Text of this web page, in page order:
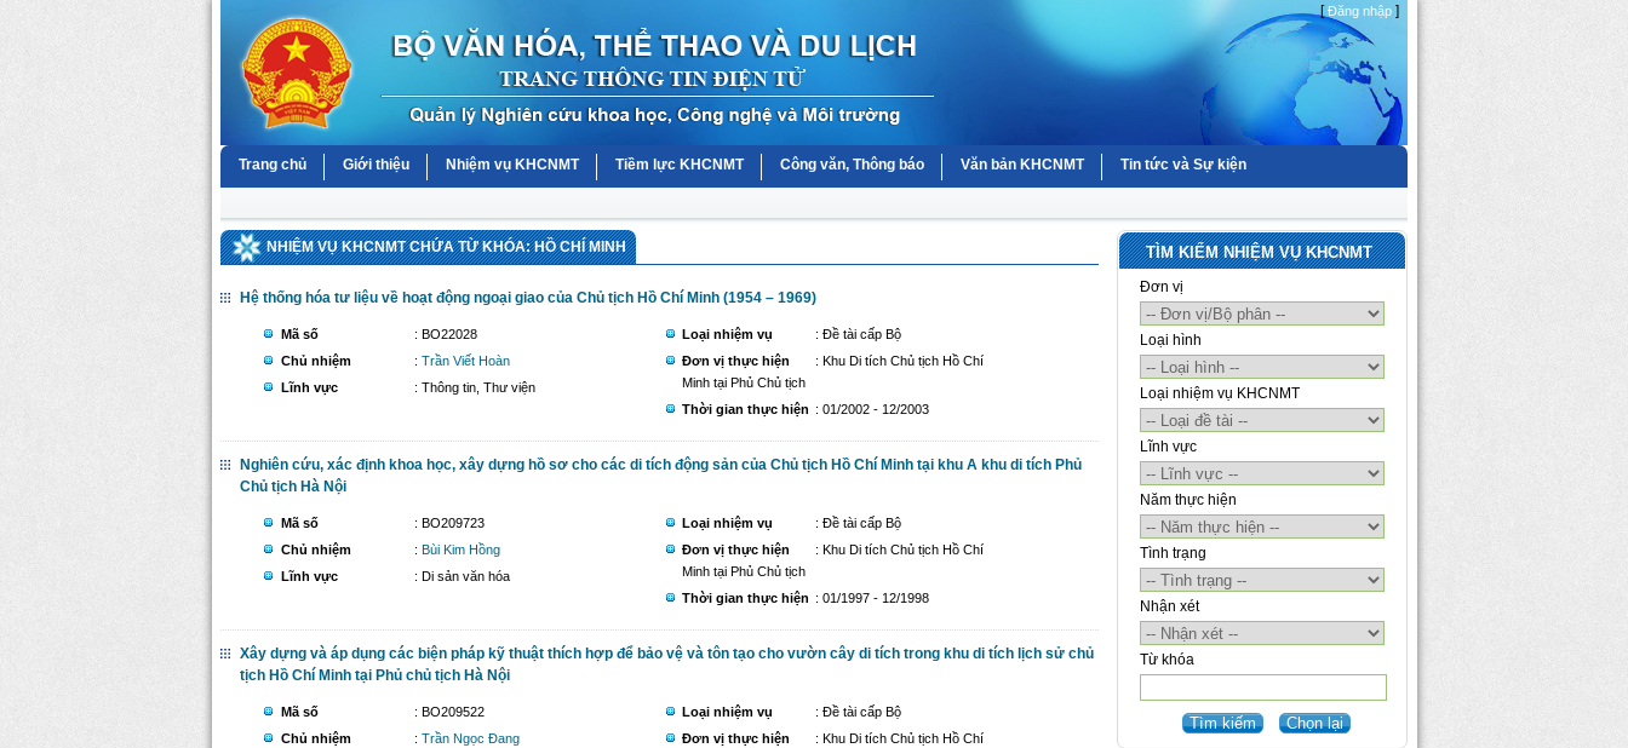
[Đăng nhập ]
Trang chủ Giới thiệu Nhiệm vụ KHCNMT Tiềm lực KHCNMT Công văn, Thông báo Văn bản KHCNMT Tin tức và Sự kiện
NHIỆM VỤ KHCNMT CHỨA TỪ KHÓA: HỒ CHÍ MINH
Hệ thống hóa tư liệu về hoạt động ngoại giao của Chủ tịch Hồ Chí Minh (1954 – 1969)
Mã số
: BO22028
Chủ nhiệm
: Trần Viết Hoàn
Lĩnh vực
: Thông tin, Thư viện
Loại nhiệm vụ
: Đề tài cấp Bộ
Đơn vị thực hiện
: Khu Di tích Chủ tịch Hồ Chí
Minh tại Phủ Chủ tịch
Thời gian thực hiện : 01/2002 - 12/2003
Nghiên cứu, xác định khoa học, xây dựng hồ sơ cho các di tích động sản của Chủ tịch Hồ Chí Minh tại khu A khu di tích Phủ
Chủ tịch Hà Nội
Mã số
: BO209723
Chủ nhiệm
: Bùi Kim Hồng
Lĩnh vực
: Di sản văn hóa
Loại nhiệm vụ
: Đề tài cấp Bộ
Đơn vị thực hiện
: Khu Di tích Chủ tịch Hồ Chí
Minh tại Phủ Chủ tịch
Thời gian thực hiện : 01/1997 - 12/1998
Xây dựng và áp dụng các biện pháp kỹ thuật thích hợp để bảo vệ và tôn tạo cho vườn cây di tích trong khu di tích lịch sử chủ
tịch Hồ Chí Minh tại Phủ chủ tịch Hà Nội
Mã số
: BO209522
Chủ nhiệm
: Trần Ngọc Đang
Loại nhiệm vụ
: Đề tài cấp Bộ
Đơn vị thực hiện
: Khu Di tích Chủ tịch Hồ Chí
TÌM KIẾM NHIỆM VỤ KHCNMT
Đơn vị
Loại hình
Loại nhiệm vụ KHCNMT
Lĩnh vực
Năm thực hiện
Tình trạng
Nhận xét
Từ khóa